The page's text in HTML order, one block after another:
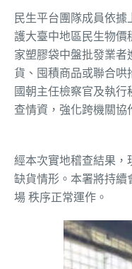
民生平台團隊成員依
護大臺中地區民生物價
家塑膠袋中盤批發業
貨、囤積商品或聯合
國朝主任檢察官及執
查情資，強化跨機關協
經本次實地稽查結果，
缺貨情形。本署將持續
場 秩序正常運作。